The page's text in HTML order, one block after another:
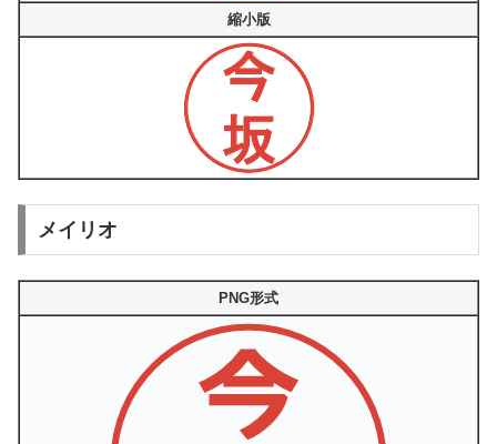
縮小版
メイリオ
PNG形式